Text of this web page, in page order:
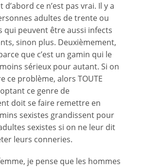
ce n’est pas vrai. Il y a
adultes de trente ou
qui peuvent être aussi infects
sinon plus. Deuxièmement,
que c’est un gamin qui le
sérieux pour autant. Si on
ce problème, alors TOUTE
ce genre de
doit se faire remettre en
sexistes grandissent pour
sexistes si on ne leur dit
leurs conneries.
je pense que les hommes